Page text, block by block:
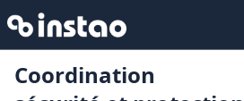
Coordination